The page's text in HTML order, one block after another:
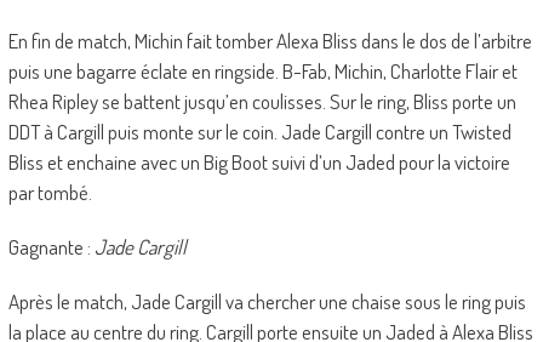
En fin de match, Michin fait tomber Alexa Bliss dans le dos de l’arbitre
puis une bagarre éclate en ringside. B-Fab, Michin, Charlotte Flair et
Rhea Ripley se battent jusqu’en coulisses. Sur le ring, Bliss porte un
DDT à Cargill puis monte sur le coin. Jade Cargill contre un Twisted
Bliss et enchaine avec un Big Boot suivi d’un Jaded pour la victoire
par tombé.
Gagnante : Jade Cargill
Après le match, Jade Cargill va chercher une chaise sous le ring puis
la place au centre du ring. Cargill porte ensuite un Jaded à Alexa Bliss